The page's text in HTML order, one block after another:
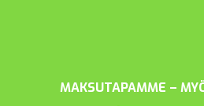
MAKSUTAPAMME –